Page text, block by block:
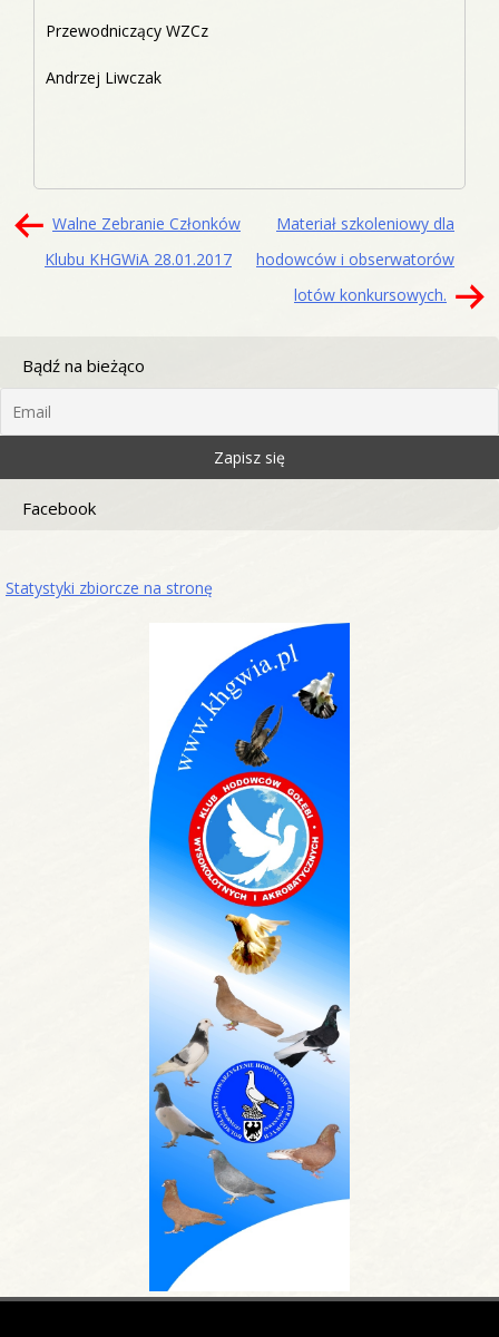
Przewodniczący WZCz
Andrzej Liwczak
Nawigacja
wpisu
Walne Zebranie Członków
Klubu KHGWiA 28.01.2017
Materiał szkoleniowy dla
hodowców i obserwatorów
lotów konkursowych.
Bądź na bieżąco
Facebook
Statystyki zbiorcze na stronę